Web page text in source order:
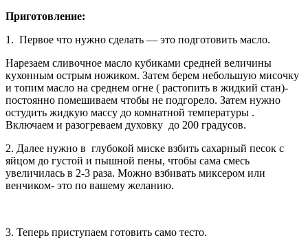
Приготовление:
1. Первое что нужно сделать — это подготовить масло.
Нарезаем сливочное масло кубиками средней величины
кухонным острым ножиком. Затем берем небольшую мисочку
и топим масло на среднем огне ( растопить в жидкий стан)-
постоянно помешиваем чтобы не подгорело. Затем нужно
остудить жидкую массу до комнатной температуры .
Включаем и разогреваем духовку до 200 градусов.
2. Далее нужно в глубокой миске взбить сахарный песок с
яйцом до густой и пышной пены, чтобы сама смесь
увеличилась в 2-3 раза. Можно взбивать миксером или
венчиком- это по вашему желанию.
3. Теперь приступаем готовить само тесто.